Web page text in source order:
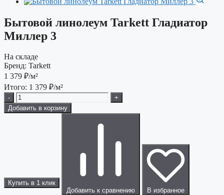
Бытовой линолеум Tarkett Гладиатор
Миллер 3
На складе
Бренд: Tarkett
1 379 ₽/м²
Итого: 1 379 ₽/м²
-
+
Добавить в корзину
Купить в 1 клик
Добавить к сравнению
В избранное